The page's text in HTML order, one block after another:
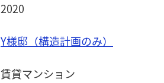
2020
Y様邸（構造計画のみ）
賃貸マンション